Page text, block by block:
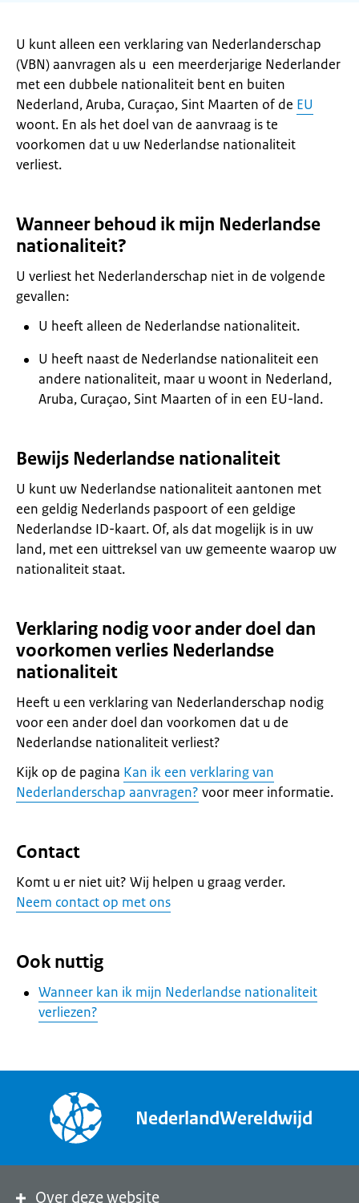
U kunt alleen een verklaring van Nederlanderschap
(VBN) aanvragen als u een meerderjarige Nederlander
met een dubbele nationaliteit bent en buiten
Nederland, Aruba, Curaçao, Sint Maarten of de EU
woont. En als het doel van de aanvraag is te
voorkomen dat u uw Nederlandse nationaliteit
verliest.
Wanneer behoud ik mijn Nederlandse
nationaliteit?
U verliest het Nederlanderschap niet in de volgende
gevallen:
U heeft alleen de Nederlandse nationaliteit.
U heeft naast de Nederlandse nationaliteit een
andere nationaliteit, maar u woont in Nederland,
Aruba, Curaçao, Sint Maarten of in een EU-land.
Bewijs Nederlandse nationaliteit
U kunt uw Nederlandse nationaliteit aantonen met
een geldig Nederlands paspoort of een geldige
Nederlandse ID-kaart. Of, als dat mogelijk is in uw
land, met een uittreksel van uw gemeente waarop uw
nationaliteit staat.
Verklaring nodig voor ander doel dan
voorkomen verlies Nederlandse
nationaliteit
Heeft u een verklaring van Nederlanderschap nodig
voor een ander doel dan voorkomen dat u de
Nederlandse nationaliteit verliest?
Kijk op de pagina Kan ik een verklaring van
Nederlanderschap aanvragen? voor meer informatie.
Contact
Komt u er niet uit? Wij helpen u graag verder.
Neem contact op met ons
Ook nuttig
Wanneer kan ik mijn Nederlandse nationaliteit
verliezen?
NederlandWereldwijd
Over deze website